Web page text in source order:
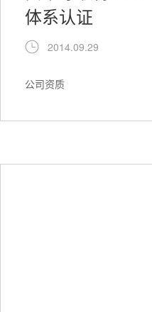
体系认证
2014.09.29
公司资质